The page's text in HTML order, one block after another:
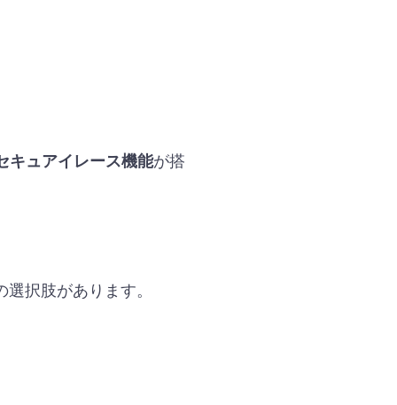
キュアイレース機能が搭
択肢があります。